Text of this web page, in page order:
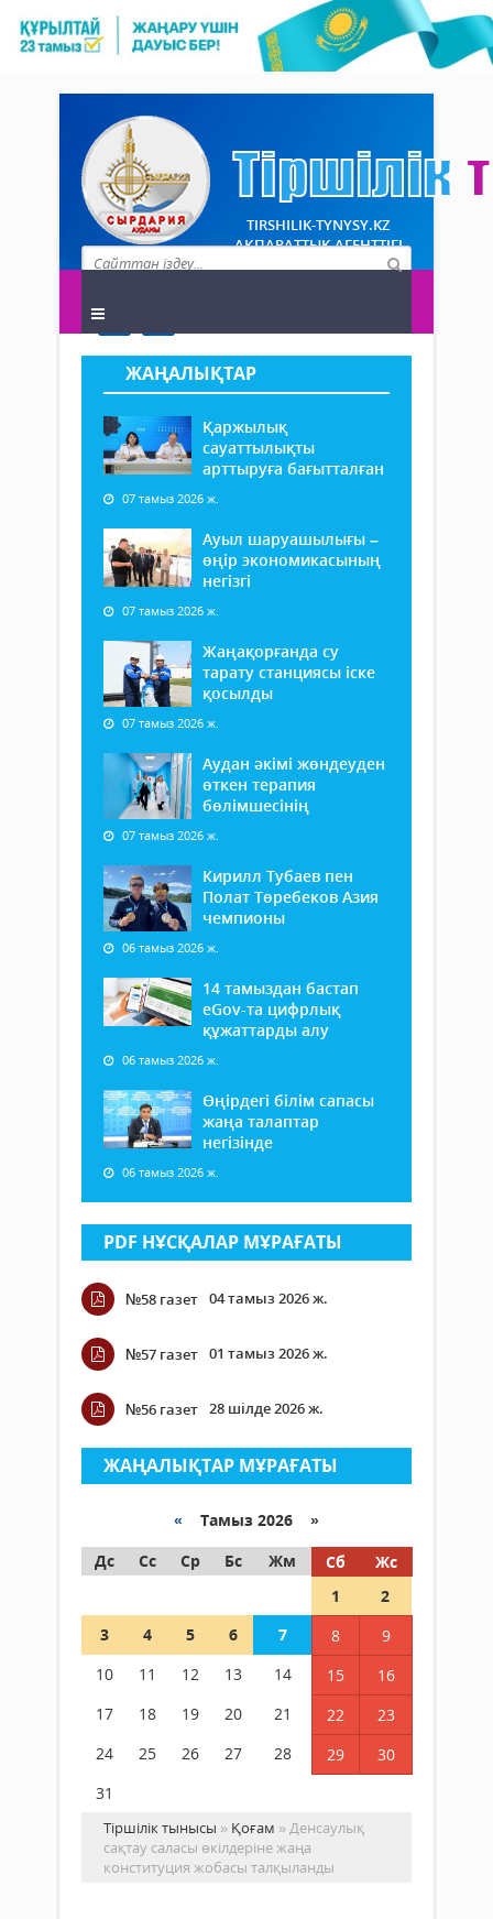
TIRSHILIK-TYNYSY.KZ
АҚПАРАТТЫҚ АГЕНТТІГІ
ЖАҢАЛЫҚТАР
Қаржылық
сауаттылықты
арттыруға бағытталған
07 тамыз 2026 ж.
Ауыл шаруашылығы –
өңір экономикасының
негізгі
07 тамыз 2026 ж.
Жаңақорғанда су
тарату станциясы іске
қосылды
07 тамыз 2026 ж.
Аудан әкімі жөндеуден
өткен терапия
бөлімшесінің
07 тамыз 2026 ж.
Кирилл Тубаев пен
Полат Төребеков Азия
чемпионы
06 тамыз 2026 ж.
14 тамыздан бастап
еGov-та цифрлық
құжаттарды алу
06 тамыз 2026 ж.
Өңірдегі білім сапасы
жаңа талаптар
негізінде
06 тамыз 2026 ж.
PDF НҰСҚАЛАР МҰРАҒАТЫ
№58 газет 04 тамыз 2026 ж.
№57 газет 01 тамыз 2026 ж.
№56 газет 28 шілде 2026 ж.
ЖАҢАЛЫҚТАР МҰРАҒАТЫ
« Тамыз 2026 »
Дс
Сс Ср Бс Жм Сб
Жс
1
2
3
4 5 6 7 8
9
10
11 12 13 14 15
16
17
18 19 20 21 22
23
24
25 26 27 28 29
30
31
Тіршілік тынысы » Қоғам » Денсаулық
сақтау саласы өкілдеріне жаңа
конституция жобасы талқыланды